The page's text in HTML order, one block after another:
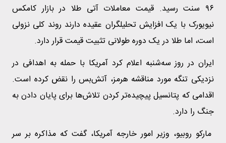
۹۶ سنت رسید. قیمت معاملات آتی طلا در بازار کامکس
نیویورک با یک افزایش تحلیلگران عقیده دارند روند کلی نزولی
است، اما طلا در یک دوره‌ طولانی تثبیت قیمت قرار دارد.
ایران در روز سه‌شنبه اعلام کرد آمریکا با حمله به اهدافی در
نزدیکی تنگه مورد مناقشه هرمز، آتش‌بس را نقض کرده است.
اقدامی که پتانسیل پیچیده‌تر کردن تلاش‌ها برای پایان دادن به
جنگ را دارد.
مارکو روبیو، وزیر امور خارجه آمریکا، گفت که مذاکره بر سر